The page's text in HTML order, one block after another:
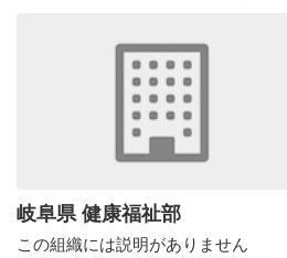
岐阜県 健康福祉部
この組織には説明がありません